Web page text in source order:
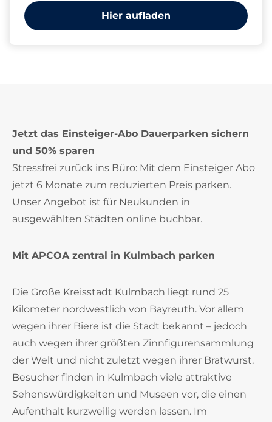
Hier aufladen
Jetzt das Einsteiger-Abo Dauerparken sichern
und 50% sparen
Stressfrei zurück ins Büro: Mit dem Einsteiger Abo
jetzt 6 Monate zum reduzierten Preis parken.
Unser Angebot ist für Neukunden in
ausgewählten Städten online buchbar.
Mit APCOA zentral in Kulmbach parken
Die Große Kreisstadt Kulmbach liegt rund 25
Kilometer nordwestlich von Bayreuth. Vor allem
wegen ihrer Biere ist die Stadt bekannt – jedoch
auch wegen ihrer größten Zinnfigurensammlung
der Welt und nicht zuletzt wegen ihrer Bratwurst.
Besucher finden in Kulmbach viele attraktive
Sehenswürdigkeiten und Museen vor, die einen
Aufenthalt kurzweilig werden lassen. Im